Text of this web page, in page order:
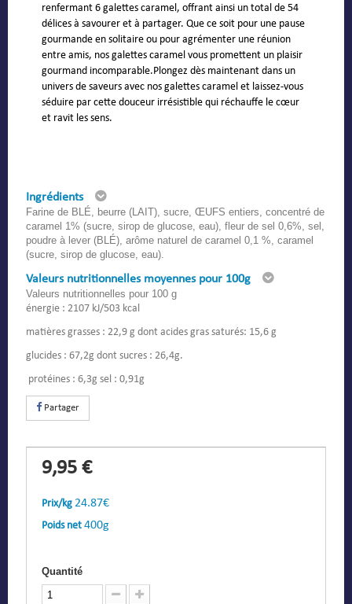
renfermant 6 galettes caramel, offrant ainsi un total de 54
délices à savourer et à partager. Que ce soit pour une pause
gourmande en solitaire ou pour agrémenter une réunion
entre amis, nos galettes caramel vous promettent un plaisir
gourmand incomparable.Plongez dès maintenant dans un
univers de saveurs avec nos galettes caramel et laissez-vous
séduire par cette douceur irrésistible qui réchauffe le cœur
et ravit les sens.
Ingrédients
Farine de BLÉ, beurre (LAIT), sucre, ŒUFS entiers, concentré de
caramel 1% (sucre, sirop de glucose, eau), fleur de sel 0,6%, sel,
poudre à lever (BLÉ), arôme naturel de caramel 0,1 %, caramel
(sucre, sirop de glucose, eau).
Valeurs nutritionnelles moyennes pour 100g
Valeurs nutritionnelles pour 100 g
énergie : 2107 kJ/503 kcal
matières grasses : 22,9 g dont acides gras saturés: 15,6 g
glucides : 67,2g dont sucres : 26,4g.
protéines : 6,3g sel : 0,91g
Partager
9,95 €
Prix/kg 24.87€
Poids net 400g
Quantité